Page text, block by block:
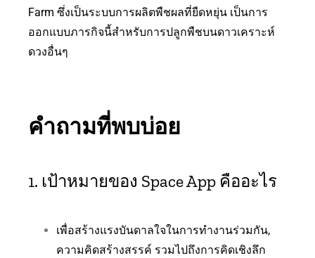
Farm ซึ่งเป็นระบบการผลิตพืชผลที่ยืดหยุ่น เป็นการ
ออกแบบภารกิจนี้สำหรับการปลูกพืชบนดาวเคราะห์
ดวงอื่นๆ
คำถามที่พบบ่อย
1. เป้าหมายของ Space App คืออะไร
เพื่อสร้างแรงบันดาลใจในการทำงานร่วมกัน,
ความคิดสร้างสรรค์ รวมไปถึงการคิดเชิงลึก